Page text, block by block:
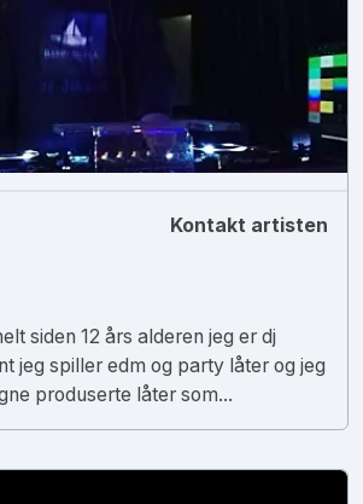
Kontakt artisten
siden 12 års alderen jeg er dj
jeg spiller edm og party låter og jeg
produserte låter som...